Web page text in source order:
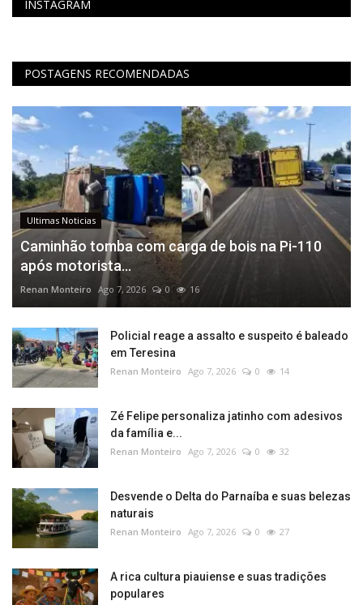
INSTAGRAM
POSTAGENS RECOMENDADAS
Ultimas Noticias
Caminhão tomba com carga de bois na Pi-110
após motorista...
Renan Monteiro Ago 7, 2026 0 16
Policial reage a assalto e suspeito é baleado
em Teresina​‌​
Renan Monteiro Ago 7, 2026 0 14
Zé Felipe personaliza jatinho com adesivos
da família e...
Renan Monteiro Ago 7, 2026 0 32
Desvende o Delta do Parnaíba e suas belezas
naturais
Renan Monteiro Ago 7, 2026 0 27
A rica cultura piauiense e suas tradições
populares